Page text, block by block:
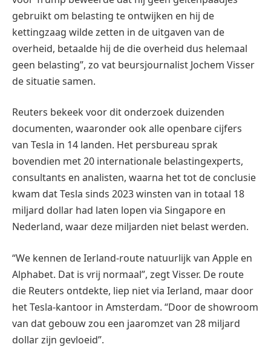
gebruikt om belasting te ontwijken en hij de
kettingzaag wilde zetten in de uitgaven van de
overheid, betaalde hij de die overheid dus helemaal
geen belasting”, zo vat beursjournalist Jochem Visser
de situatie samen.
Reuters bekeek voor dit onderzoek duizenden
documenten, waaronder ook alle openbare cijfers
van Tesla in 14 landen. Het persbureau sprak
bovendien met 20 internationale belastingexperts,
consultants en analisten, waarna het tot de conclusie
kwam dat Tesla sinds 2023 winsten van in totaal 18
miljard dollar had laten lopen via Singapore en
Nederland, waar deze miljarden niet belast werden.
“We kennen de Ierland-route natuurlijk van Apple en
Alphabet. Dat is vrij normaal”, zegt Visser. De route
die Reuters ontdekte, liep niet via Ierland, maar door
het Tesla-kantoor in Amsterdam. “Door de showroom
van dat gebouw zou een jaaromzet van 28 miljard
dollar zijn gevloeid”.